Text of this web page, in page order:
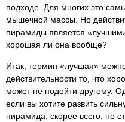
подходе. Для многих это
мышечной массы. Но
пирамиды является
хорошая ли она вообще?
Итак, термин «лучшая»
действительности то, что
может не подойти другому.
если вы хотите развить
пирамида, скорее всего, не